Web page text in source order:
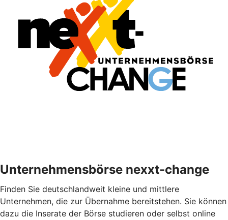
Unternehmensbörse nexxt-change
Finden Sie deutschlandweit kleine und mittlere
Unternehmen, die zur Übernahme bereitstehen. Sie können
dazu die Inserate der Börse studieren oder selbst online